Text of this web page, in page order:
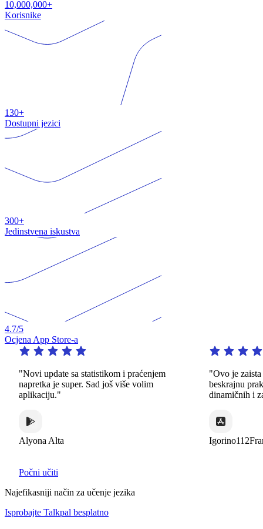
10,000,000+
Korisnike
130+
Dostupni jezici
300+
Jedinstvena iskustva
4.7/5
Ocjena App Store-a
"Novi update sa statistikom i praćenjem
napretka je super. Sad još više volim
aplikaciju."
Alyona Alta
"Ovo je zaista
beskrajnu
dinamičnih i
Počni učiti
Najefikasniji način za učenje jezika
Isprobajte Talkpal besplatno